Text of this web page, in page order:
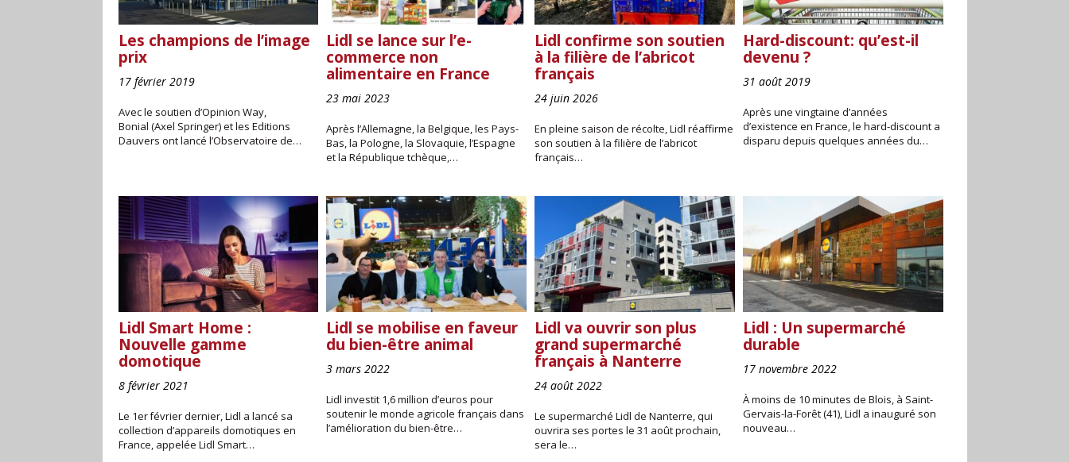
Les champions de l’image
prix
17 février 2019
Avec le soutien d’Opinion Way,
Bonial (Axel Springer) et les Editions
Dauvers ont lancé l’Observatoire de…
Lidl se lance sur l’e-
commerce non
alimentaire en France
23 mai 2023
Après l’Allemagne, la Belgique, les Pays-
Bas, la Pologne, la Slovaquie, l’Espagne
et la République tchèque,…
Lidl confirme son soutien
à la filière de l’abricot
français
24 juin 2026
En pleine saison de récolte, Lidl réaffirme
son soutien à la filière de l’abricot
français…
Hard-discount: qu’est-il
devenu ?
31 août 2019
Après une vingtaine d’années
d’existence en France, le hard-discount a
disparu depuis quelques années du…
Lidl Smart Home :
Nouvelle gamme
domotique
8 février 2021
Le 1er février dernier, Lidl a lancé sa
collection d’appareils domotiques en
France, appelée Lidl Smart…
Lidl se mobilise en faveur
du bien-être animal
3 mars 2022
Lidl investit 1,6 million d’euros pour
soutenir le monde agricole français dans
l’amélioration du bien-être…
Lidl va ouvrir son plus
grand supermarché
français à Nanterre
24 août 2022
Le supermarché Lidl de Nanterre, qui
ouvrira ses portes le 31 août prochain,
sera le…
Lidl : Un supermarché
durable
17 novembre 2022
À moins de 10 minutes de Blois, à Saint-
Gervais-la-Forêt (41), Lidl a inauguré son
nouveau…